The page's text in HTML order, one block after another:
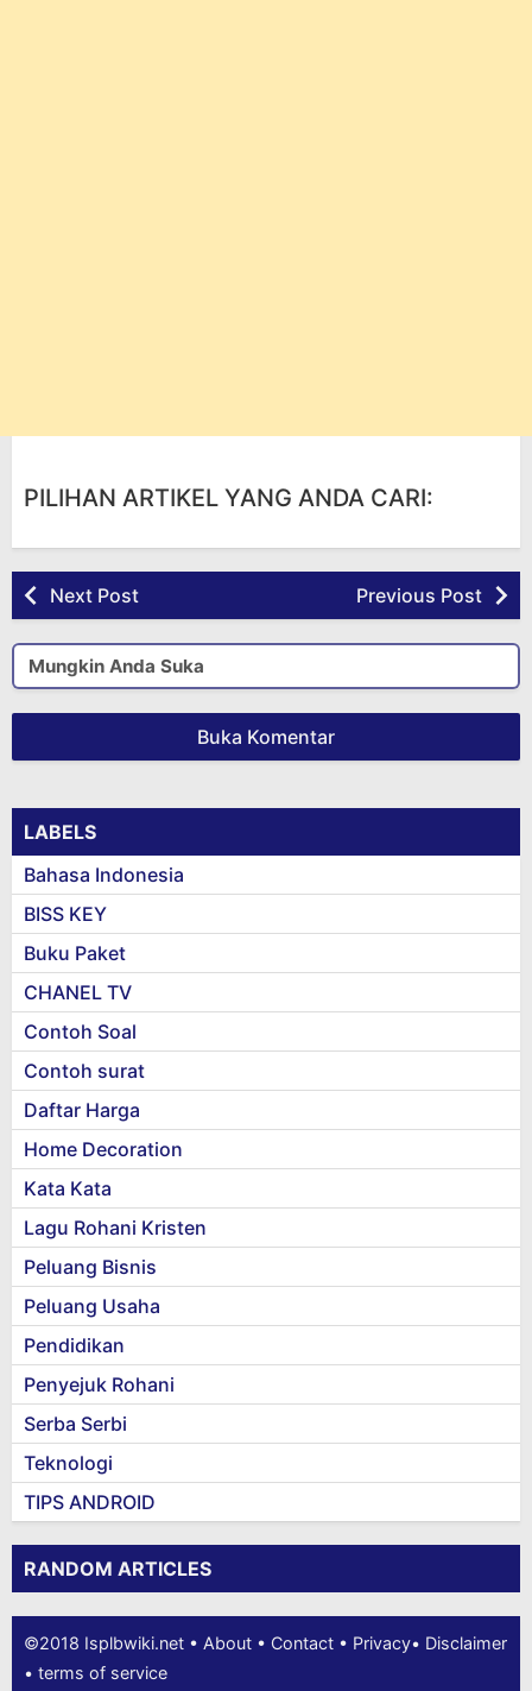
PILIHAN ARTIKEL YANG ANDA CARI:
Next Post Previous Post
Mungkin Anda Suka
Buka Komentar
LABELS
Bahasa Indonesia
BISS KEY
Buku Paket
CHANEL TV
Contoh Soal
Contoh surat
Daftar Harga
Home Decoration
Kata Kata
Lagu Rohani Kristen
Peluang Bisnis
Peluang Usaha
Pendidikan
Penyejuk Rohani
Serba Serbi
Teknologi
TIPS ANDROID
RANDOM ARTICLES
©2018 Isplbwiki.net • About • Contact • Privacy• Disclaimer
• terms of service